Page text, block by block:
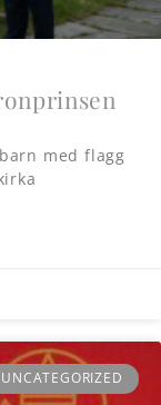
med flagg
UNCATEGORIZED